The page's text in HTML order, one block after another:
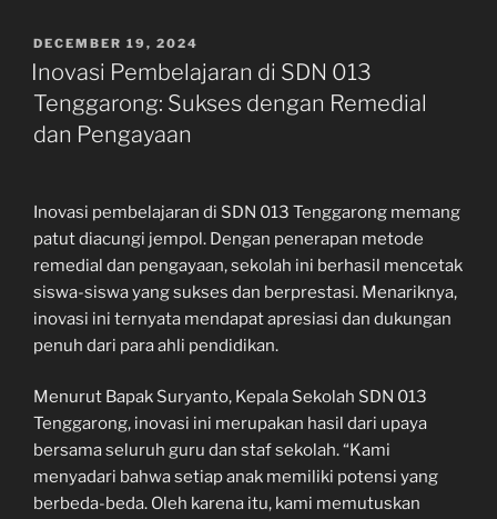
POSTED
ON
DECEMBER 19, 2024
Inovasi Pembelajaran di SDN 013
Tenggarong: Sukses dengan Remedial
dan Pengayaan
Inovasi pembelajaran di SDN 013 Tenggarong memang
patut diacungi jempol. Dengan penerapan metode
remedial dan pengayaan, sekolah ini berhasil mencetak
siswa-siswa yang sukses dan berprestasi. Menariknya,
inovasi ini ternyata mendapat apresiasi dan dukungan
penuh dari para ahli pendidikan.
Menurut Bapak Suryanto, Kepala Sekolah SDN 013
Tenggarong, inovasi ini merupakan hasil dari upaya
bersama seluruh guru dan staf sekolah. “Kami
menyadari bahwa setiap anak memiliki potensi yang
berbeda-beda. Oleh karena itu, kami memutuskan